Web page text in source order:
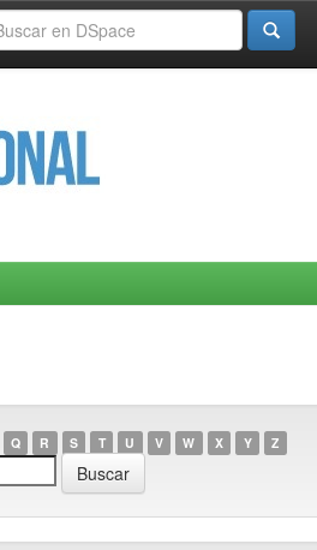
Q R S T U V W X Y Z